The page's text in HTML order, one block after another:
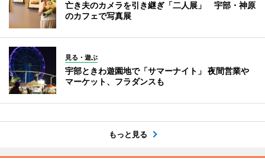
亡き夫のカメラを引き継ぎ「二人展」 宇部・神原
のカフェで写真展
見る・遊ぶ
宇部ときわ遊園地で「サマーナイト」 夜間営業や
マーケット、フラダンスも
もっと見る